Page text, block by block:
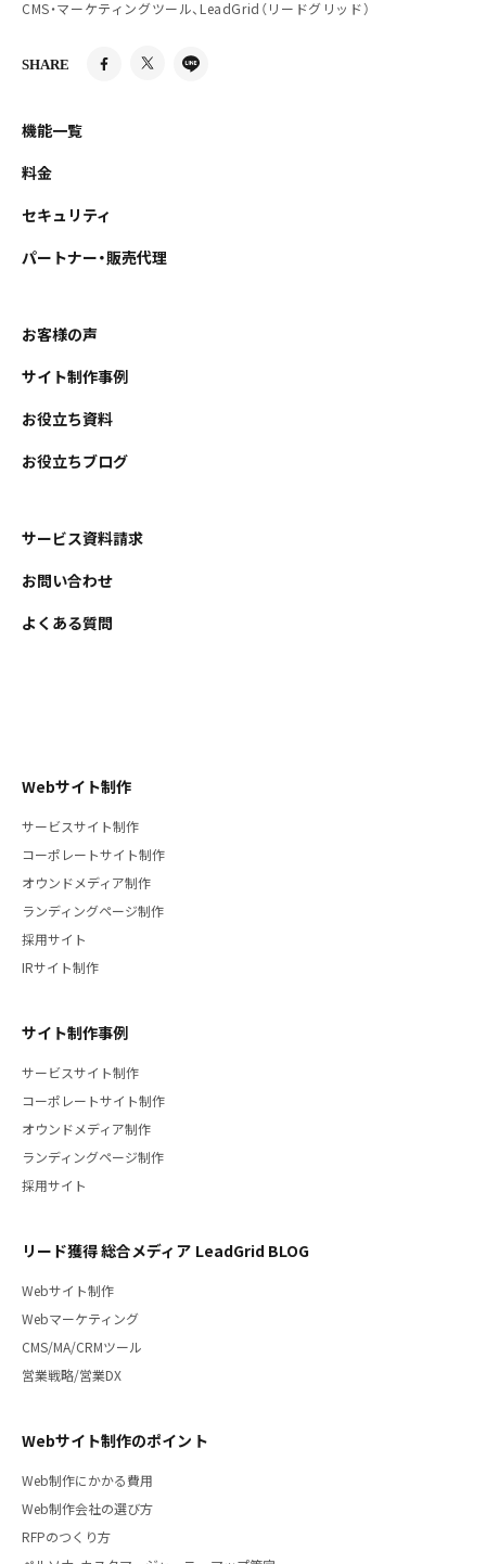
CMS・マーケティングツール、LeadGrid（リードグリッド）
SHARE
機能一覧
料金
セキュリティ
パートナー・販売代理
お客様の声
サイト制作事例
お役立ち資料
お役立ちブログ
サービス資料請求
お問い合わせ
よくある質問
Webサイト制作
サービスサイト制作
コーポレートサイト制作
オウンドメディア制作
ランディングページ制作
採用サイト
IRサイト制作
サイト制作事例
サービスサイト制作
コーポレートサイト制作
オウンドメディア制作
ランディングページ制作
採用サイト
リード獲得 総合メディア LeadGrid BLOG
Webサイト制作
Webマーケティング
CMS/MA/CRMツール
営業戦略/営業DX
Webサイト制作のポイント
Web制作にかかる費用
Web制作会社の選び方
RFPのつくり方